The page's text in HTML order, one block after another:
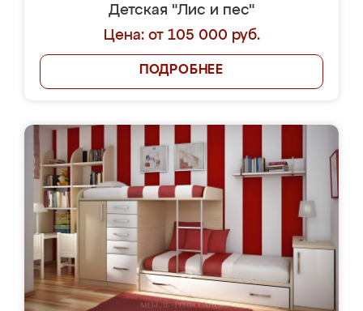
Детская "Лис и пес"
Цена: от 105 000 руб.
ПОДРОБНЕЕ